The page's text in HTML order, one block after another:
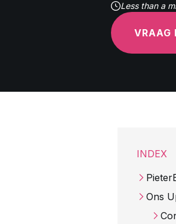
Less than a
VRAAG
INDEX
Ons